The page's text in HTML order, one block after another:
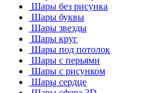
Шары без рисунка
Шары буквы
Шары звезды
Шары круг
Шары под потолок
Шары с перьями
Шары с рисунком
Шары сердце